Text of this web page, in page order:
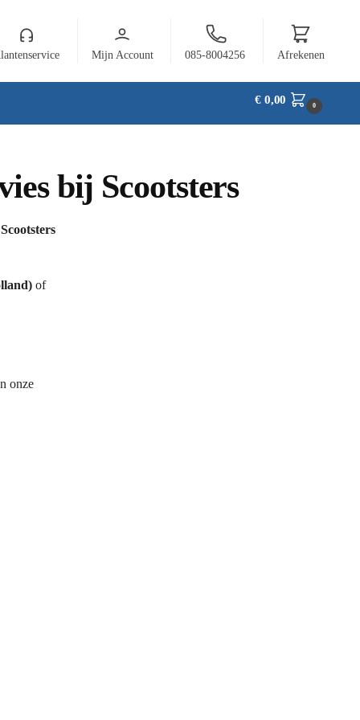
Mijn Account 085-8004256 Afrekenen
€0,00 0
bij Scootsters
Scootsters
of
onze